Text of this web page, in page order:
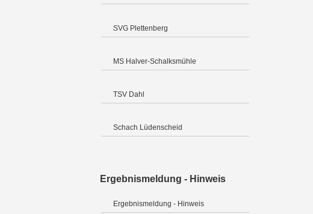
SVG Plettenberg
MS Halver-Schalksmühle
TSV Dahl
Schach Lüdenscheid
Ergebnismeldung - Hinweis
Ergebnismeldung - Hinweis